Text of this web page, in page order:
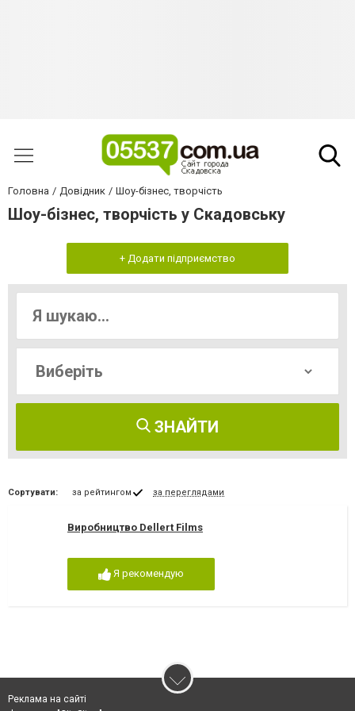
Головна Довідник Шоу-бізнес, творчість
Шоу-бізнес, творчість у Скадовську
+ Додати підприємство
ЗНАЙТИ
Сортувати: за рейтингом за переглядами
Виробництво Dellert Films
Я рекомендую
Реклама на сайті